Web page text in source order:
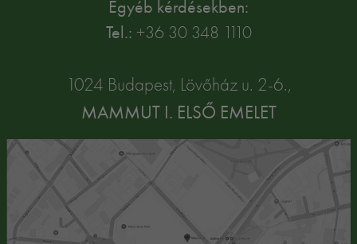
Egyéb kérdésekben:
Tel.: +36 30 348 1110
1024 Budapest, Lövőház u. 2-6.,
MAMMUT I. ELSŐ EMELET